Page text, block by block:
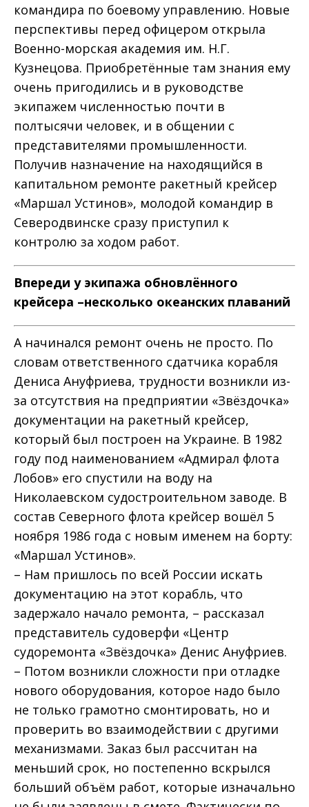
командира по боевому управлению. Новые
перспективы перед офицером открыла
Военно-морская академия им. Н.Г.
Кузнецова. Приобретённые там знания ему
очень пригодились и в руководстве
экипажем численностью почти в
полтысячи человек, и в общении с
представителями промышленности.
Получив назначение на находящийся в
капитальном ремонте ракетный крейсер
«Маршал Устинов», молодой командир в
Северодвинске сразу приступил к
контролю за ходом работ.
Впереди у экипажа обновлённого
крейсера –несколько океанских плаваний
А начинался ремонт очень не просто. По
словам ответственного сдатчика корабля
Дениса Ануфриева, трудности возникли из-
за отсутствия на предприятии «Звёздочка»
документации на ракетный крейсер,
который был построен на Украине. В 1982
году под наименованием «Адмирал флота
Лобов» его спустили на воду на
Николаевском судостроительном заводе. В
состав Северного флота крейсер вошёл 5
ноября 1986 года с новым именем на борту:
«Маршал Устинов».
– Нам пришлось по всей России искать
документацию на этот корабль, что
задержало начало ремонта, – рассказал
представитель судоверфи «Центр
судоремонта «Звёздочка» Денис Ануфриев.
– Потом возникли сложности при отладке
нового оборудования, которое надо было
не только грамотно смонтировать, но и
проверить во взаимодействии с другими
механизмами. Заказ был рассчитан на
меньший срок, но постепенно вскрылся
больший объём работ, которые изначально